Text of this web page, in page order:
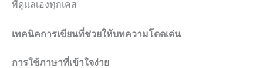
พี่ดูแลเองทุกเคส
เทคนิคการเขียนที่ช่วยให้บทความโดดเด่น
การใช้ภาษาที่เข้าใจง่าย